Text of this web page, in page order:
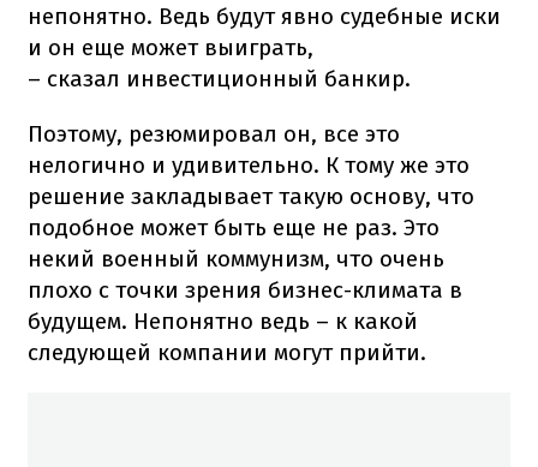
непонятно. Ведь будут явно судебные иски
и он еще может выиграть,
– сказал инвестиционный банкир.
Поэтому, резюмировал он, все это
нелогично и удивительно. К тому же это
решение закладывает такую основу, что
подобное может быть еще не раз. Это
некий военный коммунизм, что очень
плохо с точки зрения бизнес-климата в
будущем. Непонятно ведь – к какой
следующей компании могут прийти.